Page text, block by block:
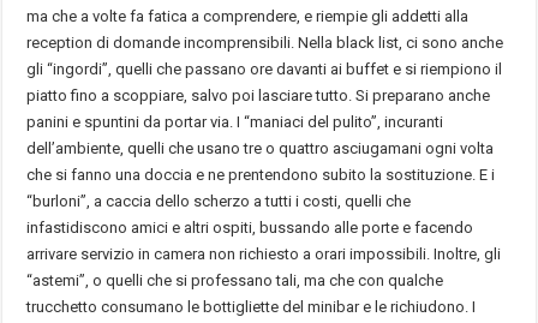
ma che a volte fa fatica a comprendere, e riempie gli addetti alla
reception di domande incomprensibili. Nella black list, ci sono anche
gli “ingordi”, quelli che passano ore davanti ai buffet e si riempiono il
piatto fino a scoppiare, salvo poi lasciare tutto. Si preparano anche
panini e spuntini da portar via. I “maniaci del pulito”, incuranti
dell’ambiente, quelli che usano tre o quattro asciugamani ogni volta
che si fanno una doccia e ne prentendono subito la sostituzione. E i
“burloni”, a caccia dello scherzo a tutti i costi, quelli che
infastidiscono amici e altri ospiti, bussando alle porte e facendo
arrivare servizio in camera non richiesto a orari impossibili. Inoltre, gli
“astemi”, o quelli che si professano tali, ma che con qualche
trucchetto consumano le bottigliette del minibar e le richiudono. I